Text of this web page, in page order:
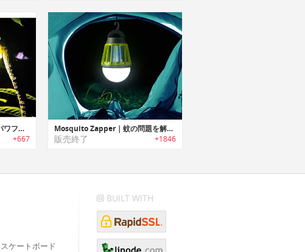
HELIO｜手のひらサイズのパワフルアウトドアランタン「ヒリオ」
+667
Mosquito Zapper｜蚊の問題を解決するアウトドアモスキートキラーランタン「モスキートザッパー」
販売終了 +1846
スケートボード
BUILT WITH